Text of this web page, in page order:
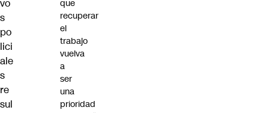
vo
s
po
lici
ale
s
re
sul
que
recuperar
el
trabajo
vuelva
a
ser
una
prioridad